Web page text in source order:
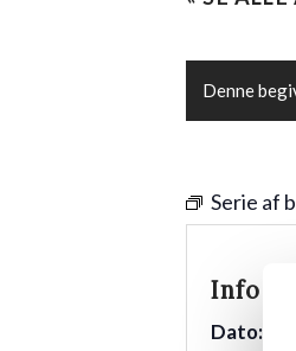
Denne
Serie af
Info
Dato: